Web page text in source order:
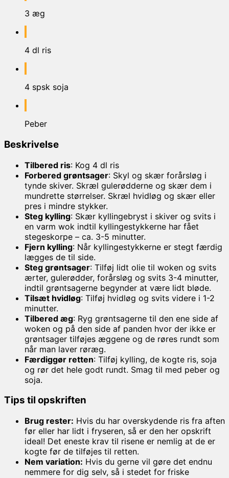
3 æg
4 dl ris
4 spsk soja
Peber
Beskrivelse
Tilbered ris: Kog 4 dl ris
Forbered grøntsager: Skyl og skær forårsløg i
tynde skiver. Skræl gulerødderne og skær dem i
mundrette størrelser. Skræl hvidløg og skær eller
pres i mindre stykker.
Steg kylling: Skær kyllingebryst i skiver og svits i
en varm wok indtil kyllingestykkerne har fået
stegeskorpe – ca. 3-5 minutter.
Fjern kylling: Når kyllingestykkerne er stegt færdig
lægges de til side.
Steg grøntsager: Tilføj lidt olie til woken og svits
ærter, gulerødder, forårsløg og svits 3-4 minutter,
indtil grøntsagerne begynder at være lidt bløde.
Tilsæt hvidløg: Tilføj hvidløg og svits videre i 1-2
minutter.
Tilbered æg: Ryg grøntsagerne til den ene side af
woken og på den side af panden hvor der ikke er
grøntsager tilføjes æggene og de røres rundt som
når man laver røræg.
Færdiggør retten: Tilføj kylling, de kogte ris, soja
og rør det hele godt rundt. Smag til med peber og
soja.
Tips til opskriften
Brug rester: Hvis du har overskydende ris fra aften
før eller har lidt i fryseren, så er den her opskrift
ideal! Det eneste krav til risene er nemlig at de er
kogte før de tilføjes til retten.
Nem variation: Hvis du gerne vil gøre det endnu
nemmere for dig selv, så i stedet for friske